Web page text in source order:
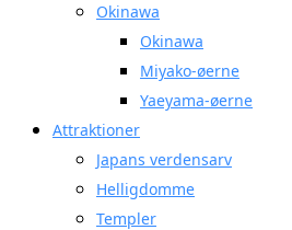
Okinawa
Okinawa
Miyako-øerne
Yaeyama-øerne
Attraktioner
Japans verdensarv
Helligdomme
Templer